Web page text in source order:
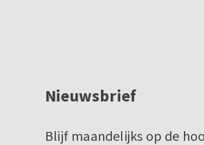
Nieuwsbrief
Blijf maandelijks op de